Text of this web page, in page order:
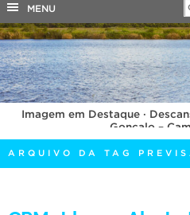
COBALTO
CONCURSOS
EDITAIS
INTERNACIONAL
OUVIDORIA
PORTARIAS
TELEFONES
MENU
Imagem em Destaque ·
Gonçalo –
ARQUIVO DA TAG